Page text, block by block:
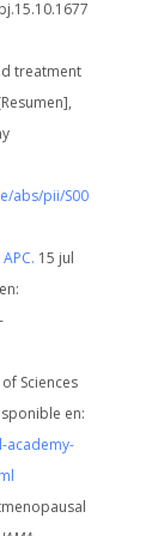
treatment
abs/pii/S00
APC. 15 jul
Sciences
en:
academy-